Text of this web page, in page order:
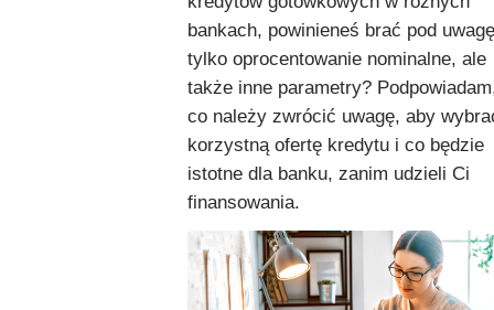
bankach, powinieneś brać pod
tylko oprocentowanie nominalne, ale
także inne parametry?
co należy zwrócić uwagę, aby
korzystną ofertę kredytu i co będzie
istotne dla banku, zanim udzieli Ci
finansowania.